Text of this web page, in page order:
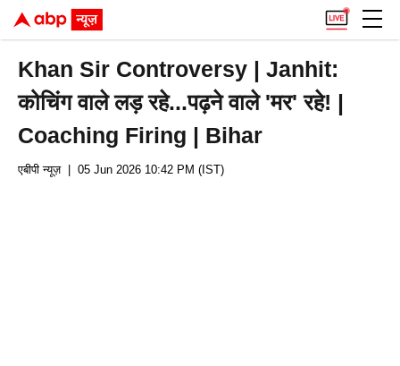
Khan Sir Controversy | Janhit:
कोचिंग वाले लड़ रहे...पढ़ने वाले 'मर' रहे! |
Coaching Firing | Bihar
एबीपी न्यूज़| 05 Jun 2026 10:42 PM (IST)